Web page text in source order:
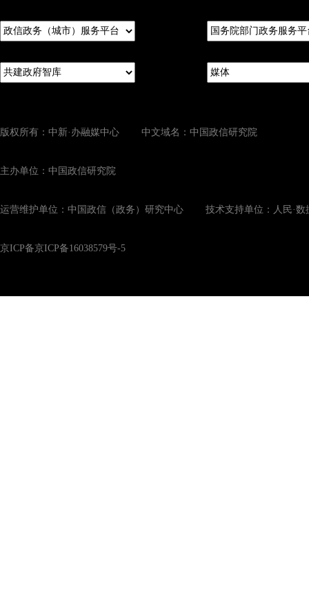
版权所有：中新·办融媒中心 中文域名：中国政信研究院
主办单位：中国政信研究院
运营维护单位：中国政信（政务）研究中心 技术支持单位：人民·数
京ICP备京ICP备16038579号-5